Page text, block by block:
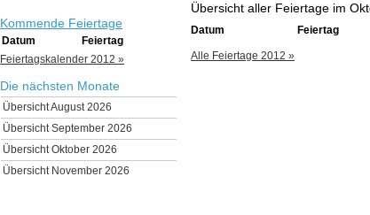
Kommende Feiertage
Datum
Feiertag
Feiertagskalender 2012 »
Die nächsten Monate
Übersicht August 2026
Übersicht September 2026
Übersicht Oktober 2026
Übersicht November 2026
Übersicht aller Feiertage im
Datum Feiertag
Alle Feiertage 2012 »